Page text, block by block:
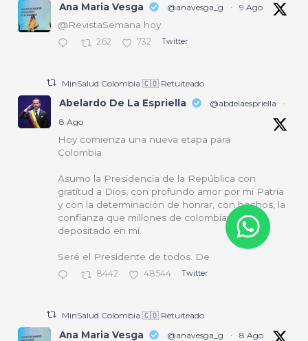
Ana Maria Vesga @anavesga_g · 9 Ago
@RevistaSemana hoy
262 732 Twitter
MinSalud Colombia 🇨🇴 Retuiteado
Abelardo De La Espriella @abdelaespriella
·
8 Ago
Hoy comienza una nueva etapa para
Colombia.
Asumo la Presidencia de la República con
gratitud a Dios, con profundo amor por mi Patria
y con la determinación de honrar, con hechos, la
confianza que millones de colombianos han
depositado en mí.
Seré el Presidente de todos. De
8442 48544 Twitter
MinSalud Colombia 🇨🇴 Retuiteado
Ana Maria Vesga @anavesga_g · 8 Ago